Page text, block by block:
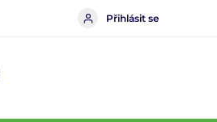
Přihlásit se